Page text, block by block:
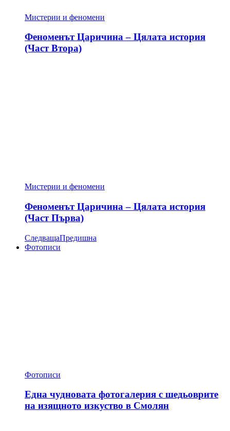
Мистерии и феномени
Феноменът Царичина – Цялата история
(Част Втора)
Мистерии и феномени
Феноменът Царичина – Цялата история
(Част Първа)
СледващаПредишна
Фотописи
Фотописи
Една чудновата фотогалерия с шедьоврите
на изящното изкуство в Смолян